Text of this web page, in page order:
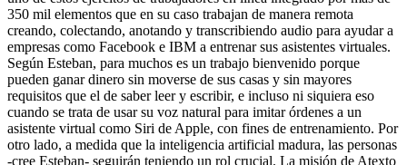
350 mil elementos que en su caso trabajan de manera remota
creando, colectando, anotando y transcribiendo audio para ayudar a
empresas como Facebook e IBM a entrenar sus asistentes virtuales.
Según Esteban, para muchos es un trabajo bienvenido porque
pueden ganar dinero sin moverse de sus casas y sin mayores
requisitos que el de saber leer y escribir, e incluso ni siquiera eso
cuando se trata de usar su voz natural para imitar órdenes a un
asistente virtual como Siri de Apple, con fines de entrenamiento. Por
otro lado, a medida que la inteligencia artificial madura, las personas
-cree Esteban- seguirán teniendo un rol crucial. La misión de Atexto